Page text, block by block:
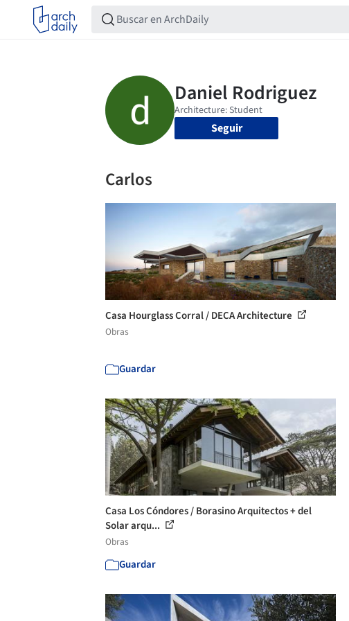
Seguir
Carlos
Casa Hourglass Corral / DECA Architecture
Obras
Guardar
Casa Los Cóndores / Borasino Arquitectos + del
Solar arqu...
Obras
Guardar